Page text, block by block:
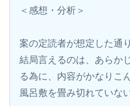
＜感想・分析＞
案の定読者が想定した通
結局言えるのは、あらか
る為に、内容がかなりこ
風呂敷を畳み切れていな